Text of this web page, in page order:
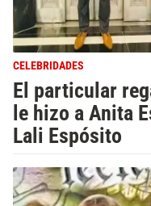
CELEBRIDADES
El particular
le hizo a Anita
Lali Espósito